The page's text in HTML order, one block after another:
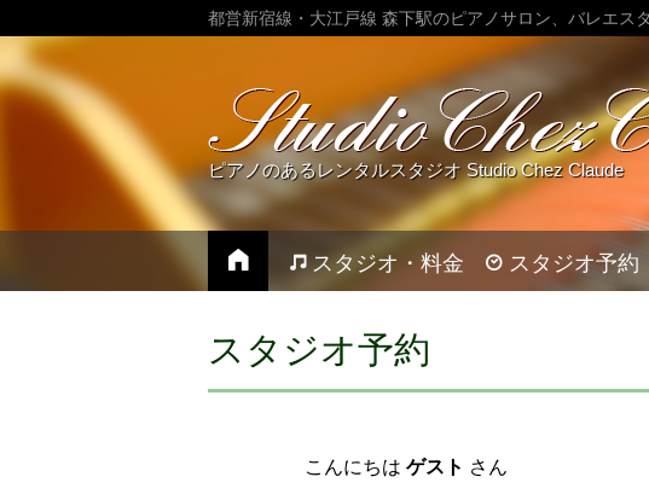
都営新宿線・大江戸線 森下駅のピアノサロン、バレエス
ピアノのあるレンタルスタジオ Studio Chez Claude
スタジオ・料金 スタジオ予約
スタジオ予約
こんにちは ゲスト さん